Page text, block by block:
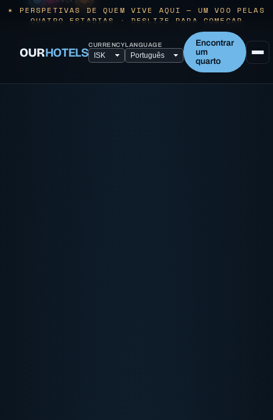
✶ PERSPETIVAS DE QUEM VIVE AQUI — UM VOO PELAS
QUATRO ESTADIAS · DESLIZE PARA COMEÇAR
OURHOTELSCURRENCYLANGUAGE
Encontrar
um
quarto